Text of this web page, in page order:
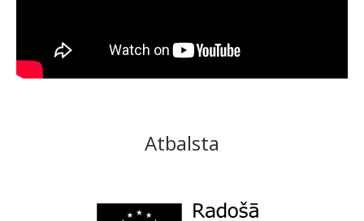
Atbalsta